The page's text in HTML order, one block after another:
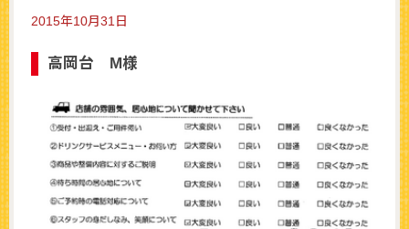
2015年10月31日
高岡台 M様